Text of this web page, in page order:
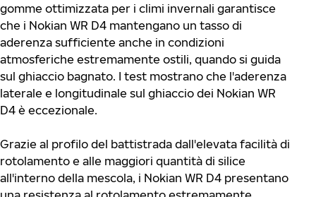
gomme ottimizzata per i climi invernali garantisce
che i Nokian WR D4 mantengano un tasso di
aderenza sufficiente anche in condizioni
atmosferiche estremamente ostili, quando si guida
sul ghiaccio bagnato. I test mostrano che l'aderenza
laterale e longitudinale sul ghiaccio dei Nokian WR
D4 è eccezionale.
Grazie al profilo del battistrada dall'elevata facilità di
rotolamento e alle maggiori quantità di silice
all'interno della mescola, i Nokian WR D4 presentano